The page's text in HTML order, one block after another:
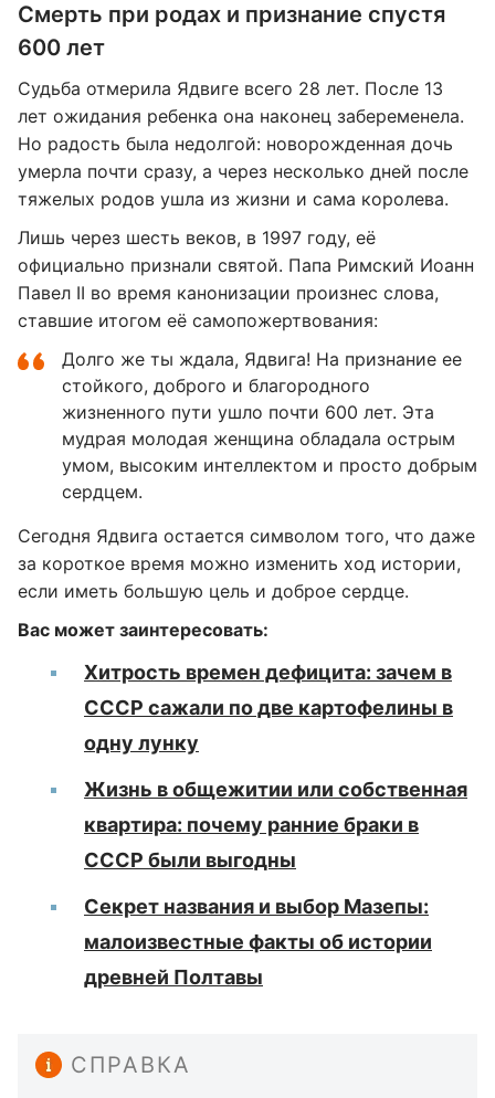
Смерть при родах и признание спустя
600 лет
Судьба отмерила Ядвиге всего 28 лет. После 13
лет ожидания ребенка она наконец забеременела.
Но радость была недолгой: новорожденная дочь
умерла почти сразу, а через несколько дней после
тяжелых родов ушла из жизни и сама королева.
Лишь через шесть веков, в 1997 году, её
официально признали святой. Папа Римский Иоанн
Павел II во время канонизации произнес слова,
ставшие итогом её самопожертвования:
Долго же ты ждала, Ядвига! На признание ее
стойкого, доброго и благородного
жизненного пути ушло почти 600 лет. Эта
мудрая молодая женщина обладала острым
умом, высоким интеллектом и просто добрым
сердцем.
Сегодня Ядвига остается символом того, что даже
за короткое время можно изменить ход истории,
если иметь большую цель и доброе сердце.
Вас может заинтересовать:
Хитрость времен дефицита: зачем в
СССР сажали по две картофелины в
одну лунку
Жизнь в общежитии или собственная
квартира: почему ранние браки в
СССР были выгодны
Секрет названия и выбор Мазепы:
малоизвестные факты об истории
древней Полтавы
СПРАВКА